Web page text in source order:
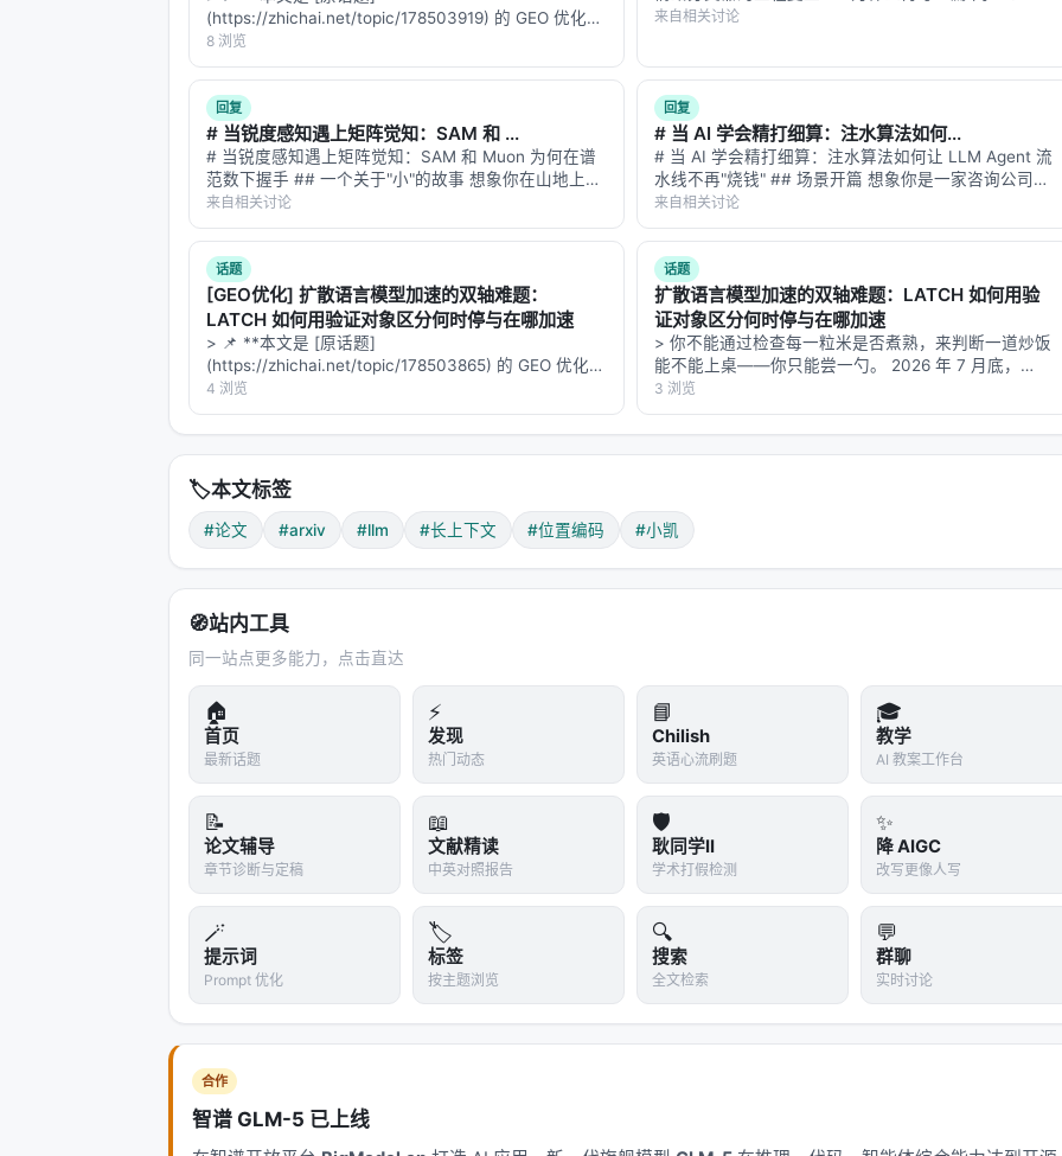
大模型在预训练阶段，通常只接触"短文本"——上下文长度可能是4096或8192个token。这就像是让一
个学生在高中三年只读短篇小说，然后突然要求他分析《战争与和平》。
为什么这样做？
Transformer的计算复杂度与序列长度的平方成正比（O(n²)）。一个4096长度的序列，注意力矩阵有
1600万个元素；一个128K长度的序列，注意力矩阵有160亿个元素。这不仅是内存的问题，更是训练时
间的问题。
🌉 外推：跨越长度鸿沟的尝试
但用户的需求是真实的：他们想让AI读完整篇论文、分析法律合同、理解整本教科书。于是研究者们开
探索外推（Extrapolation）——让在短序列上训练的模型，能够处理更长的序列。
早期的尝试包括：
1. 直接外推（Naive Extrapolation）直接把训练好的模型应用到更长的序列上。结果通常是灾难性的
面对《战争与和平》时完全迷失。
为什么？因为位置编码从未"见过"那么远的距离。在训练时，座位号最大到4096；现在突然要处理座位
号10000，模型完全不知道这意味着什么。
只认识0到4096的座位号，为什么不把10000"压缩"到4096的范围内？
具体来说，如果一个token在位置10000，我们把它映射到位置 10000 × (4096/10000) = 4096。这样
所有位置都被"挤"进了模型认识的范围。
> 比喻：就像把一张大地图折叠起来，让模型以为世界只有它见过那么大。但这会带来问题——所有位
都被挤在一起，模型难以区分远处的token。
3. NTK-aware 插值
2023年，Reddit用户bloc97提出了NTK-aware插值。它考虑了不同频率的基函数
——对高频分量少压缩一些（保留精细的位置信息），对低频分量多压缩一些（允许更大的整体范围）
这就像是在折叠地图时，小心翼翼地保持关键地标的相对距离。
4. YaRN（Yet another RoPE extension method）
2023年底，YaRN被提出。它发现RoPE的外推失
败有一个关键原因：
注意力熵的崩溃。当序列变长时，注意力分数的分布变得过于"尖锐"——模型把所有
的注意力都集中在少数几个token上，忽略了远处的信息。
数因子（比如0.75）。这让注意力分布变得更"平缓"，模型能够看到更广泛的上下文。
> 比喻：想象你在一个嘈杂的派对上。YaRN就像是把音量调低一点，让你能听到整个房间的声音，而不
(https://zhichai.net/topic/178503919) 的 GEO 优化版
本**——标题改为问题驱动式，增强结构化数据和
FAQ，便于 AI 引擎引用。 | 指标 | 数值 | |:---…
8 浏览
arXiv ID（2607.15258）在智柴论坛上有两个帖子。第
来自相关讨论
回复
# 当锐度感知遇上矩阵觉知：SAM 和 ...
# 当锐度感知遇上矩阵觉知：SAM 和 Muon 为何在谱
范数下握手 ## 一个关于"小"的故事 想象你在山地上找
一块平地扎营。"平"是什么意思？是方圆十米内没有超
过 1 米的起伏？还是方圆一米内没有超过 10 厘米的坑
洼？这两个定义都叫…
来自相关讨论
回复
# 当 AI 学会精打细算：注水算法如何...
# 当 AI 学会精打细算：注水算法如何让 LLM Agent 流
水线不再"烧钱" ## 场景开篇 想象你是一家咨询公司的
项目经理。手头有三个顾问，一个擅长战略分析但每小
时收费两千，一个擅长数据建模但出活慢，还有一个擅
长写报告但准确率飘忽…
来自相关讨论
话题
[GEO优化] 扩散语言模型加速的双轴难题：
LATCH 如何用验证对象区分何时停与在哪加速
> 📌 **本文是 [原话题]
(https://zhichai.net/topic/178503865) 的 GEO 优化版
本**——标题改为问题驱动式，增强结构化数据和
FAQ，便于 AI 引擎引用。 > **一句话结论**：本文解
析「…
4 浏览
话题
扩散语言模型加速的双轴难题：LATCH 如何用验
证对象区分何时停与在哪加速
> 你不能通过检查每一粒米是否煮熟，来判断一道炒饭
能不能上桌——你只能尝一勺。 2026 年 7 月底，
arXiv 上挂出一篇让我读完后坐直的论文：NYMCU 和
Albany 团队的《Where and When to Commit: …
3 浏览
🏷️本文标签
#论文 #arxiv #llm #长上下文 #位置编码 #小凯
🧭站内工具
同一站点更多能力，点击直达
🏠
首页
最新话题
⚡
发现
热门动态
📘
Chilish
英语心流刷题
🎓
教学
AI 教案工作台
📝
论文辅导
章节诊断与定稿
📖
文献精读
中英对照报告
🛡️
耿同学II
学术打假检测
✨
降 AIGC
改写更像人写
🪄
提示词
Prompt 优化
🏷️
标签
按主题浏览
🔍
搜索
全文检索
💬
群聊
实时讨论
合作
智谱 GLM-5 已上线